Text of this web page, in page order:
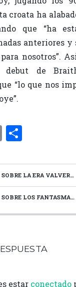
croata ha
que “ha
anteriores y
nosotros”.
debut de
“lo que nos
E
ai
l
C
m
p
ar
ti
«ANTES DE LLEGAR NOSOTROS SE HACÍAN MUCHAS COSAS BIEN»
DE CHAMPIONS: «SE HA HABLADO MUY POCO DE LO QUE PASÓ OTROS AÑOS»
estar conectado